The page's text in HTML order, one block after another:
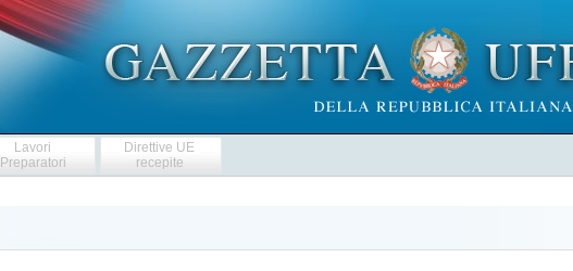
Lavori
Preparatori
Direttive UE
recepite